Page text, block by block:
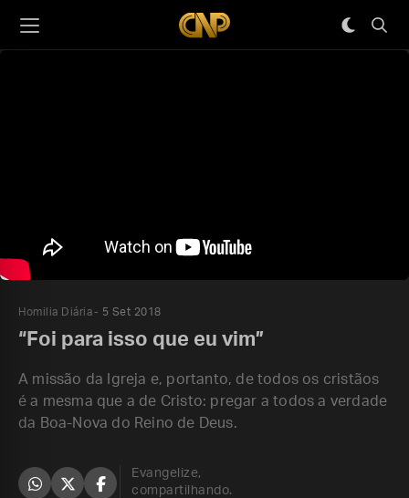
Homilia Diária 5 Set 2018
“Foi para isso que eu vim”
A missão da Igreja e, portanto, de todos os cristãos
é a mesma que a de Cristo: pregar a todos a verdade
da Boa-Nova do Reino de Deus.
Evangelize,
compartilhando.